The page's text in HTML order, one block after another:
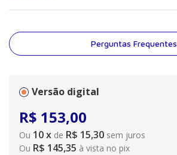
Perguntas Frequentes
Versão digital
R$ 153,00
Ou 10x de R$ 15,30 sem juros
Ou R$ 145,35 à vista no pix